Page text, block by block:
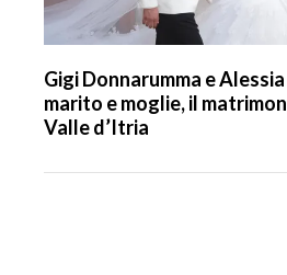
Gigi Donnarumma e
marito e moglie, il
Valle d’Itria